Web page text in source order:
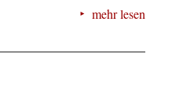
mehr lesen